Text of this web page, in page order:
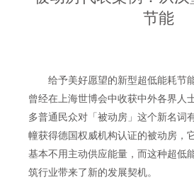
节能
给予美好愿望的新型超低能耗节能
曾经在上海世博会中收获中外各界人
多普通民众对「被动房」这个新名词
幢获得德国权威机构认证的被动房，
基本不用主动供应能量，而这种超低
筑行业带来了新的发展契机。